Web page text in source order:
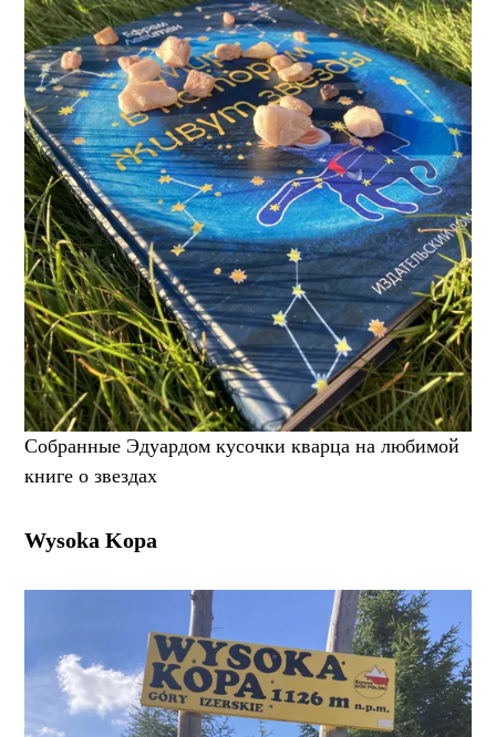
Собранные Эдуардом кусочки кварца на любимой
книге о звездах
Wysoka Kopa